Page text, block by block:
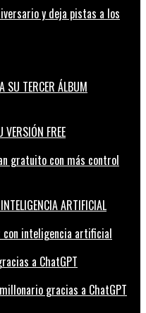
y deja pistas a los
SU TERCER ÁLBUM
gratuito con más control
con inteligencia artificial
gracias a ChatGPT